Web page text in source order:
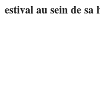
estival au sein de